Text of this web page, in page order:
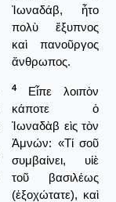
Ἰωναδάβ, ἦτο
πολὺ ἔξυπνος
καὶ πανοῦργος
ἄνθρωπος.
4
Εἶπε λοιπὸν
κάποτε ὁ
Ἰωναδὰβ εὶς τὸν
Ἀμνών: «Τί σοῦ
συμβαίνει, υἱὲ
τοῦ βασιλέως
(ἐξοχώτατε), καὶ